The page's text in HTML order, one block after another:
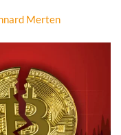
Merten